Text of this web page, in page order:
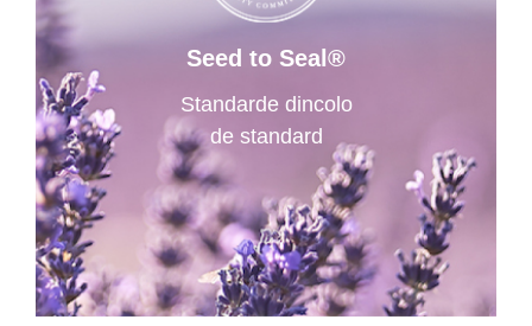
Seed to Seal®
Standarde dincolo
de standard